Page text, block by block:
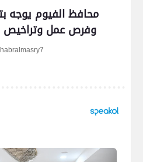
محافظ الفيوم يوجه
وفرص عمل وتراخيص